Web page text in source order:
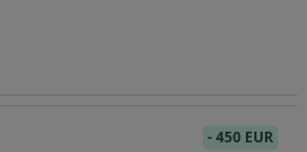
-450 EUR